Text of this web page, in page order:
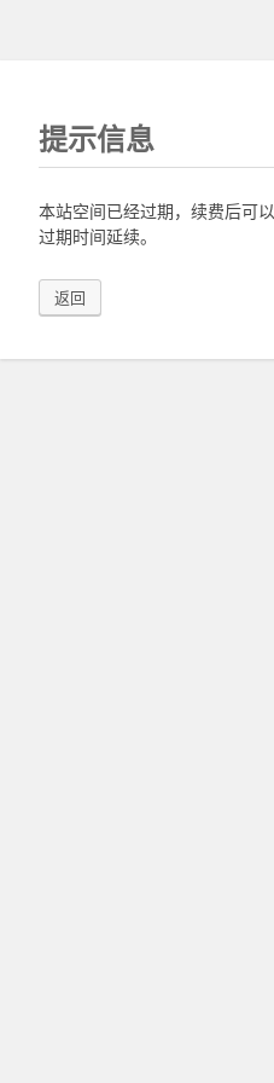
提示信息
本站空间已经过期，续费后可
过期时间延续。
返回